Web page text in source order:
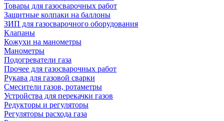
Товары для газосварочных работ
Защитные колпаки на баллоны
ЗИП для газосварочного оборудования
Клапаны
Кожухи на манометры
Манометры
Подогреватели газа
Прочее для газосварочных работ
Рукава для газовой сварки
Смесители газов, ротаметры
Устройства для перекачки газов
Редукторы и регуляторы
Регуляторы расхода газа